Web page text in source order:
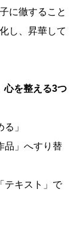
に徹すること
し、昇華して
心を整える3つ
」
品」へすり替
テキスト」で